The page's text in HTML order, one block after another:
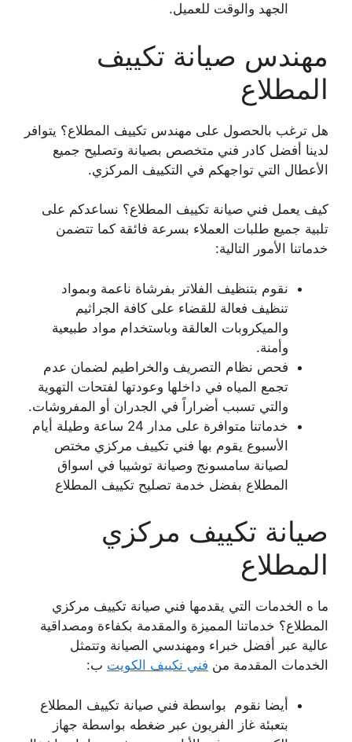
الجهد والوقت للعميل.
مهندس صيانة تكييف
المطلاع
هل ترغب بالحصول على مهندس تكييف المطلاع؟ يتوافر
لدينا أفضل كادر فني متخصص بصيانة وتصليح جميع
الأعطال التي تواجهكم في التكييف المركزي.
كيف يعمل فني صيانة تكييف المطلاع؟ نساعدكم على
تلبية جميع طلبات العملاء بسرعة فائقة كما تتضمن
خدماتنا الأمور التالية:
نقوم بتنظيف الفلاتر بفرشاة ناعمة وبمواد
تنظيف فعالة للقضاء على كافة الجراثيم
والميكروبات العالقة وباستخدام مواد طبيعية
وأمنة.
فحص نظام التصريف والخراطيم لضمان عدم
تجمع المياه في داخلها وعودتها لفتحات التهوية
والتي تسبب أضراراً في الجدران أو المفروشات.
خدماتنا متوافرة على مدار 24 ساعة وطيلة أيام
الأسبوع يقوم بها فني تكييف مركزي مختص
لصيانة سامسونج وصيانة توشيبا في اسواق
المطلاع بفضل خدمة تصليح تكييف المطلاع
صيانة تكييف مركزي
المطلاع
ما ه الخدمات التي يقدمها فني صيانة تكييف مركزي
المطلاع؟ خدماتنا المميزة والمقدمة بكفاءة ومصداقية
عالية عبر أفضل خبراء ومهندسي الصيانة وتتمثل
الخدمات المقدمة من فني تكييف الكويت ب:
أيضا نقوم بواسطة فني صيانة تكييف المطلاع
بتعبئة غاز الفريون عبر ضغطه بواسطة جهاز